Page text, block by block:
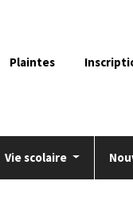
Plaintes
Vie scolaire